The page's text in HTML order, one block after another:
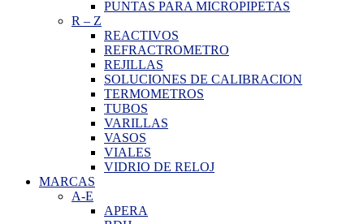
PUNTAS PARA MICROPIPETAS
R – Z
REACTIVOS
REFRACTROMETRO
REJILLAS
SOLUCIONES DE CALIBRACION
TERMOMETROS
TUBOS
VARILLAS
VASOS
VIALES
VIDRIO DE RELOJ
MARCAS
A-E
APERA